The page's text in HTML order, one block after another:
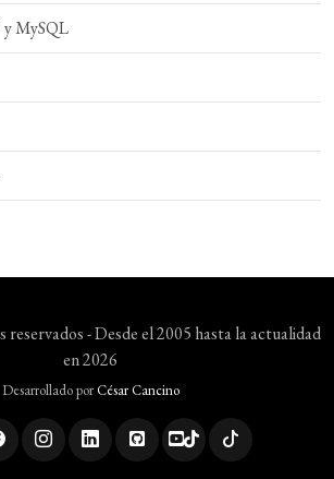
y MySQL
reservados - Desde el 2005 hasta la actualidad
en 2026
Desarrollado porCésar Cancino